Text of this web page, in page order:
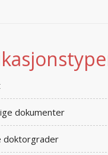
dokumenter
doktorgrader